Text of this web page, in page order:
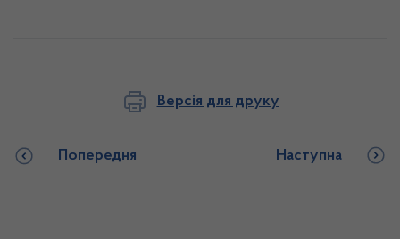
Версія для друку
Попередня Наступна